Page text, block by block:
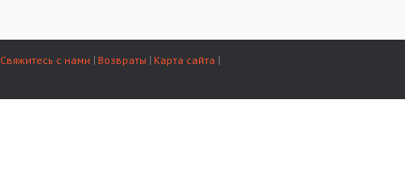
Свяжитесь с нами Возвраты Карта сайта